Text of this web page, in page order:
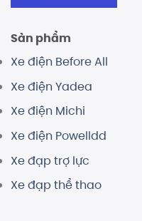
Sản phẩm
Xe điện Before All
Xe điện Yadea
Xe điện Michi
Xe điện Powelldd
Xe đạp trợ lực
Xe đạp thể thao